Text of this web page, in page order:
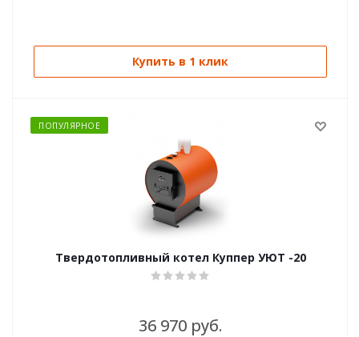
Купить в 1 клик
ПОПУЛЯРНОЕ
Твердотопливный котел Куппер УЮТ -20
36 970 руб.